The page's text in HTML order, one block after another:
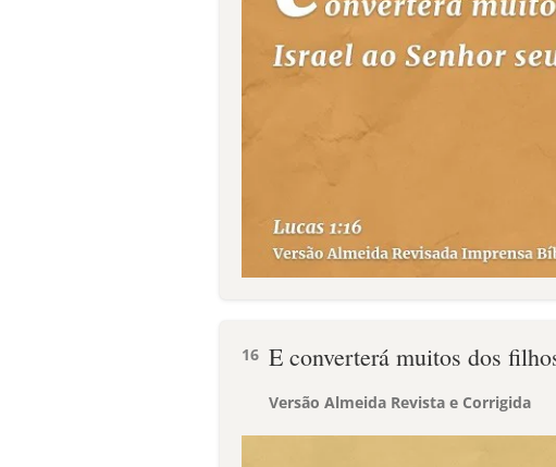
16 E converterá muitos dos
Versão Almeida Revista e Corrigida